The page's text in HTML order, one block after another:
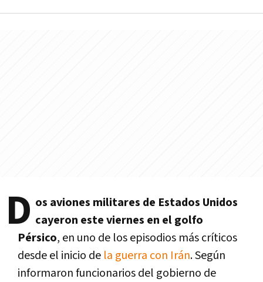
D os aviones militares de Estados Unidos
cayeron este viernes en el golfo
Pérsico, en uno de los episodios más críticos
desde el inicio de la guerra con Irán. Según
informaron funcionarios del gobierno de